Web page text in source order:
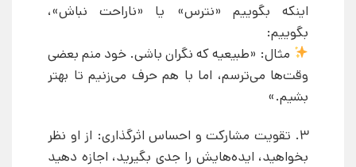
اینکه بگوییم «نترس» یا «ناراحت نباش»،
بگوییم:
مثال: «طبیعیه که نگران باشی. خود منم بعضی
وقت‌ها می‌ترسم، اما با هم حرف می‌زنیم تا بهتر
بشیم.»
3. تقویت مشارکت و احساس اثرگذاری: از او نظر
بخواهید، ایده‌هایش را جدی بگیرید، اجازه دهید